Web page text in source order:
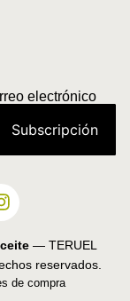
electrónico
— TERUEL
reservados.
de compra